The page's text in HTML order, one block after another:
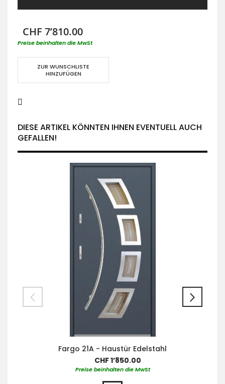
CHF 7’810.00
Preise beinhalten die MwSt
ZUR WUNSCHLISTE
HINZUFÜGEN
DIESE ARTIKEL KÖNNTEN IHNEN EVENTUELL AUCH
GEFALLEN!
Fargo 21A - Haustür Edelstahl
CHF 1’850.00
Preise beinhalten die MwSt